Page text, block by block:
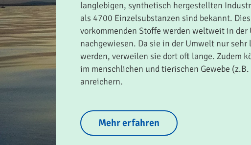
langlebigen, synthetisch herge­stellten
als 4700 Einzelsubstanzen sind bekannt.
vorkommenden Stoffe werden weltweit in der
nachgewiesen. Da sie in der Umwelt nur sehr
werden, verweilen sie dort oft lange. Zudem
im menschlichen und tierischen Gewebe
anreichern.
Mehr erfahren